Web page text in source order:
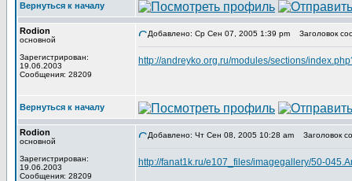
Вернуться к началу
Rodion
основной
Зарегистрирован:
19.06.2003
Сообщения: 28209
Добавлено: Ср Сен 07, 2005 1:39 pm Заголовок
http://andreyko.org.ru/modules/sections/
Вернуться к началу
Rodion
основной
Зарегистрирован:
19.06.2003
Сообщения: 28209
Добавлено: Чт Сен 08, 2005 10:28 am Заголовок
http://fanat1k.ru/e107_files/imagegallery/50-